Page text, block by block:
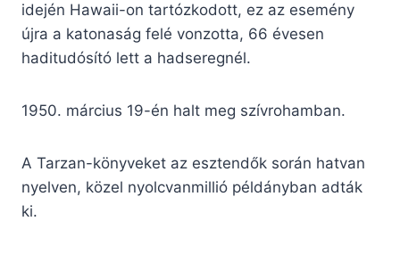
idején Hawaii-on tartózkodott, ez az esemény
újra a katonaság felé vonzotta, 66 évesen
haditudósító lett a hadseregnél.
1950. március 19-én halt meg szívrohamban.
A Tarzan-könyveket az esztendők során hatvan
nyelven, közel nyolcvanmillió példányban adták
ki.